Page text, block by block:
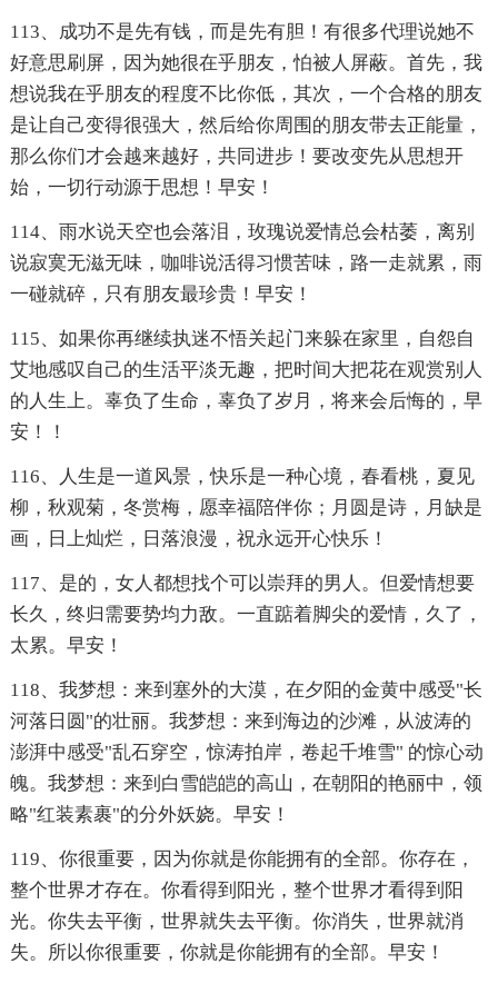
113、成功不是先有钱，而是先有胆！有很多代理说她不
好意思刷屏，因为她很在乎朋友，怕被人屏蔽。首先，我
想说我在乎朋友的程度不比你低，其次，一个合格的朋友
是让自己变得很强大，然后给你周围的朋友带去正能量，
那么你们才会越来越好，共同进步！要改变先从思想开
始，一切行动源于思想！早安！
114、雨水说天空也会落泪，玫瑰说爱情总会枯萎，离别
说寂寞无滋无味，咖啡说活得习惯苦味，路一走就累，雨
一碰就碎，只有朋友最珍贵！早安！
115、如果你再继续执迷不悟关起门来躲在家里，自怨自
艾地感叹自己的生活平淡无趣，把时间大把花在观赏别人
的人生上。辜负了生命，辜负了岁月，将来会后悔的，早
安！！
116、人生是一道风景，快乐是一种心境，春看桃，夏见
柳，秋观菊，冬赏梅，愿幸福陪伴你；月圆是诗，月缺是
画，日上灿烂，日落浪漫，祝永远开心快乐！
117、是的，女人都想找个可以崇拜的男人。但爱情想要
长久，终归需要势均力敌。一直踮着脚尖的爱情，久了，
太累。早安！
118、我梦想：来到塞外的大漠，在夕阳的金黄中感受"长
河落日圆"的壮丽。我梦想：来到海边的沙滩，从波涛的
澎湃中感受"乱石穿空，惊涛拍岸，卷起千堆雪" 的惊心动
魄。我梦想：来到白雪皑皑的高山，在朝阳的艳丽中，领
略"红装素裹"的分外妖娆。早安！
119、你很重要，因为你就是你能拥有的全部。你存在，
整个世界才存在。你看得到阳光，整个世界才看得到阳
光。你失去平衡，世界就失去平衡。你消失，世界就消
失。所以你很重要，你就是你能拥有的全部。早安！